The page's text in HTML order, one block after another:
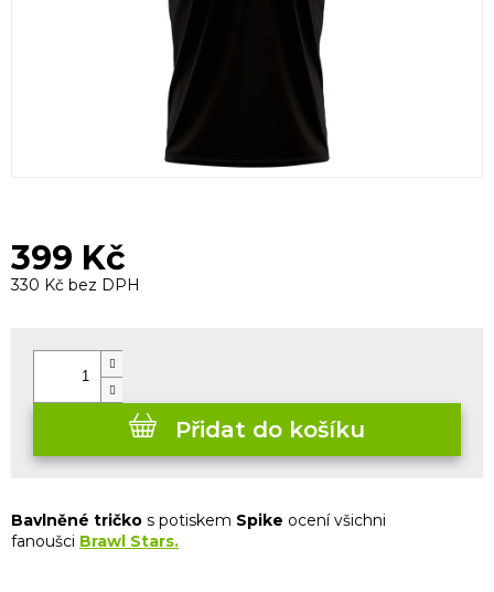
399 Kč
330 Kč bez DPH
Přidat do košíku
Bavlněné tričko s potiskem Spike ocení všichni
fanoušci Brawl Stars.